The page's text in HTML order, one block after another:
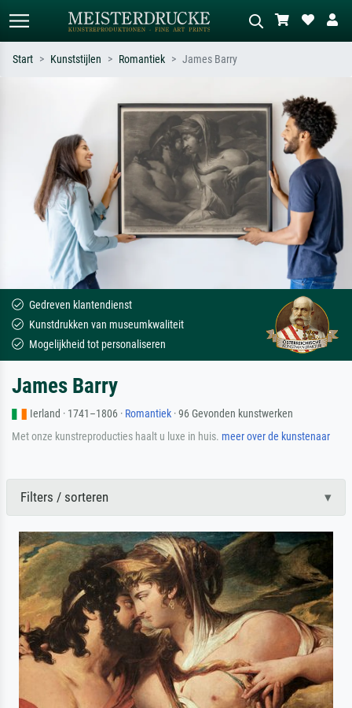
Zoek op kunstenaar, titel of stijl – bijv.
Monet, Sterrennacht, impressionisme,
Hokusai-golf, naakt.
Beschrijf de scène – bijv. groene
weide, abstract met veel rood, donker
olieverfschilderij, staand naakt naast
een boom.
Start Kunststijlen Romantiek James Barry
Gedreven klantendienst
Kunstdrukken van museumkwaliteit
Mogelijkheid tot personaliseren
James Barry
Ierland · 1741–1806 · Romantiek · 96 Gevonden kunstwerken
Met onze kunstreproducties haalt u luxe in huis. meer over de kunstenaar
Filters / sorteren